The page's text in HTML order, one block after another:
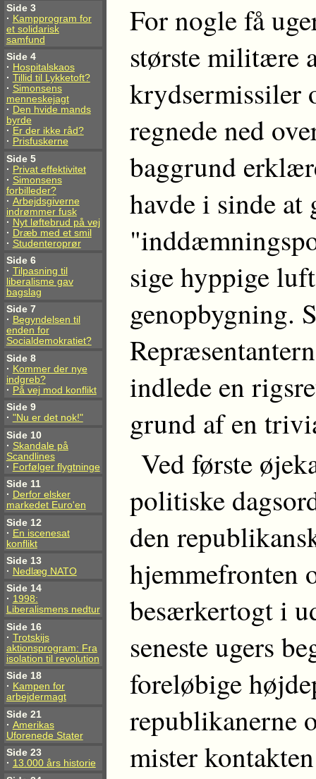
Side 3
· Kampprogram for
et solidarisk
samfund
Side 4
· Hospitalskaos
· Tillid til Lykketoft?
· Simonsens
menneskejagt
· Den hvide mands
byrde
· Er der ikke råd?
· Prisfuskerne
Side 5
· Privat effektivitet
· Simonsens
forbilleder?
· Arbejdsgiverne
indrømmer fusk
· Nyt løftebrud på vej
· Dræb med et smil
· Studenteroprør
Side 6
· Tilpasning til
liberalisme gav
bagslag
Side 7
· Begyndelsen til
enden for
Socialdemokratiet?
Side 8
· Kommer der nye
indgreb?
· På vej mod konflikt
Side 9
· "Nu er det nok!"
Side 10
· Skandale på
Scandlines
· Forfølger flygtninge
Side 11
· Derfor elsker
markedet Euro'en
Side 12
· En iscenesat
konflikt
Side 13
· Nedlæg NATO
Side 14
· 1998:
Liberalismens nedtur
Side 16
· Trotskijs
aktionsprogram: Fra
isolation til revolution
Side 18
· Kampen for
arbejdermagt
Side 21
· Amerikas
Uforenede Stater
Side 23
· 13.000 års historie
For nogle få
største militære
krydsermissiler
regnede ned
baggrund
havde i sinde at
sige hyppige
genopbygning.
indlede en
grund af en
Ved første
politiske
den
hjemmefronten
besærkertogt i
seneste ugers
foreløbige
republikanerne
mister